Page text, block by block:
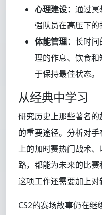
心理建设： 通过冥
强队员在高压下的
体能管理： 长时间
理的作息、饮食
于保持最佳状态。
从经典中学习
研究历史上那些著名的
的重要途径。分析对
上的加时赛热门战术
路，都能为未来的比赛
这项工作还需要加上对
CS2的赛场故事仍在